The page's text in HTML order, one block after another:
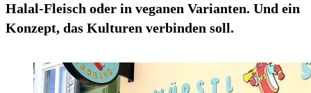
Halal-Fleisch oder in veganen Varianten. Und ein
Konzept, das Kulturen verbinden soll.